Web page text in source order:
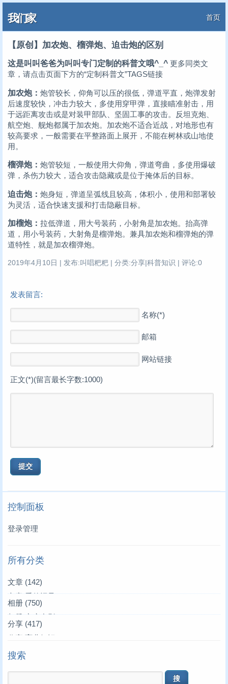
我们家 首页
【原创】加农炮、榴弹炮、迫击炮的区别
这是叫叫爸爸为叫叫专门定制的科普文哦^_^ 更多同类文
章，请点击页面下方的“定制科普文”TAGS链接
加农炮： 炮管较长，仰角可以压的很低，弹道平直，炮弹发射
后速度较快，冲击力较大，多使用穿甲弹，直接瞄准射击，用
于远距离攻击或是对装甲部队、坚固工事的攻击。反坦克炮、
航空炮、舰炮都属于加农炮。加农炮不适合近战，对地形也有
较高要求，一般需要在平整路面上展开，不能在树林或山地使
用。
榴弹炮： 炮管较短，一般使用大仰角，弹道弯曲，多使用爆破
弹，杀伤力较大，适合攻击隐藏或是位于掩体后的目标。
迫击炮： 炮身短，弹道呈弧线且较高，体积小，使用和部署较
为灵活，适合快速支援和打击隐蔽目标。
加榴炮： 拉低弹道，用大号装药，小射角是加农炮。抬高弹
道，用小号装药，大射角是榴弹炮。兼具加农炮和榴弹炮的弹
道特性，就是加农榴弹炮。
2019年4月10日 | 发布:叫唱粑粑 | 分类:分享|科普知识 | 评论:0
发表留言:
名称(*)
邮箱
网站链接
正文(*)(留言最长字数:1000)
控制面板
登录管理
所有分类
文章 (142)
文章|爱的记录(3)
文章|叫叫来了(39)
文章|唱唱来了
文章|亲朋好友
相册 (750)
相册|家庭合影(36)
相册|家居生活
相册|叫叫妈妈
分享 (417)
分享|育儿知识
分享|生活常识
搜索